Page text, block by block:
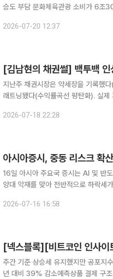
승도 부담 문화체육관광 소비가 6조3070억원으로 늘며 회복 흐름을 이어갔지만 생산과 고용은 각
행 소비와 수출은 부진을 이어갔고,
2026-07-20 12:37
[김남현의 채권썰] 백투백
지난주 채권시장은 약세장을 기록했
래트닝됐다(수익률곡선 평탄화). 실
기금리차도 1.3bp 좁혀진 44.9bp를
2026-07-18 22:28
아시아증시, 중동 리스크
16일 아시아 주요국 증시는 AI 및 반
양대 악재를 맞아 전반적으로 하락세가 이어졌다. 전날 미국 뉴욕 증시가
2026-07-16 16:58
주간 기준 상승세 유지했지만 공포지
년 대비 39% 감소예측상품 결제 구조 논란